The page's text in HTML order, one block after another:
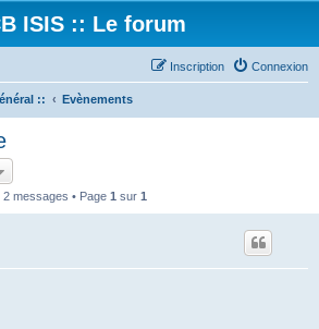
ISIS :: Le forum
Connexion
Inscription
:: Evènements
2 messages • Page 1 sur 1